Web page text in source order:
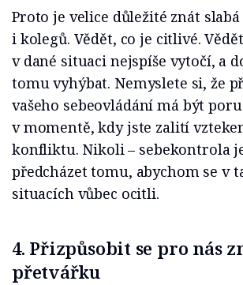
Proto je velice důležité znát
i kolegů. Vědět, co je citlivé.
v dané situaci nejspíše vytočí, a
tomu vyhýbat. Nemyslete si, že
vašeho sebeovládání má být
v momentě, kdy jste zalití
konfliktu. Nikoli – sebekontrola
předcházet tomu, abychom se v
situacích vůbec ocitli.
4. Přizpůsobit se pro nás
přetvářku